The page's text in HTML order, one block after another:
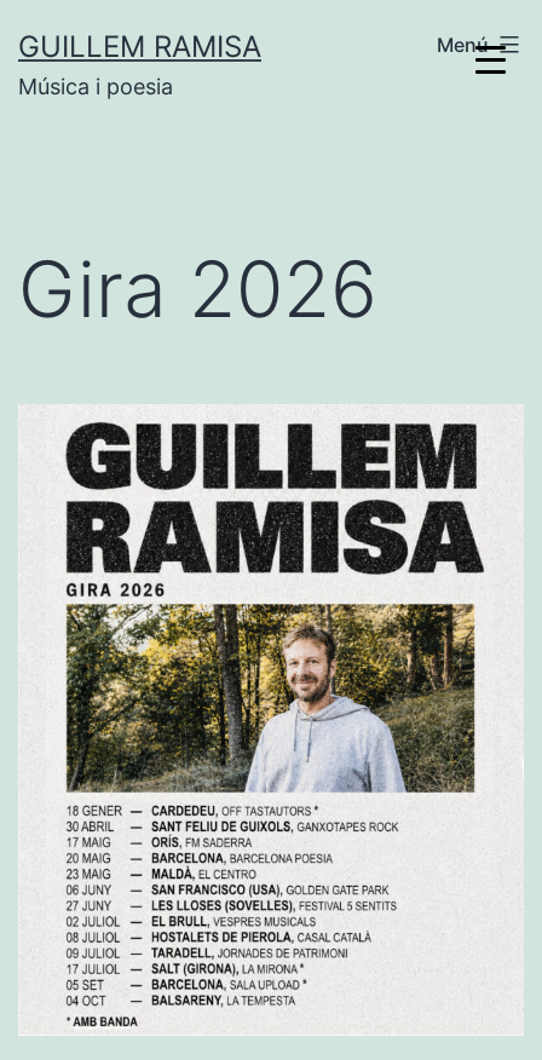
contingut
GUILLEM RAMISA
Música i poesia
Menú
Gira 2026